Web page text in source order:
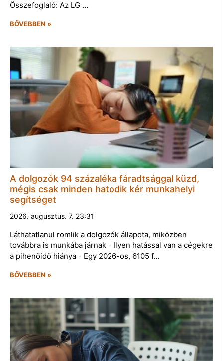
Összefoglaló: Az LG …
BŐVEBBEN »
A dolgozók 94 százaléka fáradtsággal küzd,
mégis csak minden hatodik kér munkahelyi
segítséget
2026. augusztus. 7. 23:31
Láthatatlanul romlik a dolgozók állapota, miközben
továbbra is munkába járnak - Ilyen hatással van a cégekre
a pihenőidő hiánya - Egy 2026-os, 6105 f…
BŐVEBBEN »